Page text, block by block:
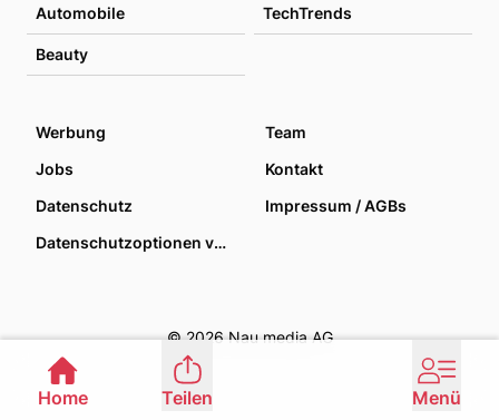
Automobile TechTrends
Beauty
Werbung
Team
Jobs
Kontakt
Datenschutz
Impressum / AGBs
Datenschutzoptionen verwalten
© 2026 Nau media AG
Home Teilen Menü